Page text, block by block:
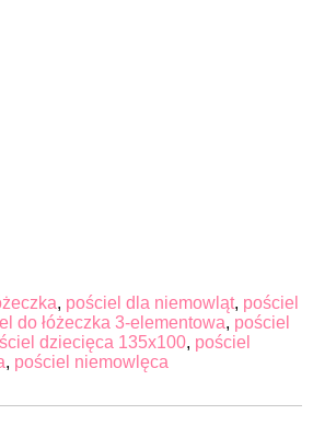
, pościel dla niemowląt, pościel
do łóżeczka 3-elementowa, pościel
dziecięca 135x100, pościel
, pościel niemowlęca